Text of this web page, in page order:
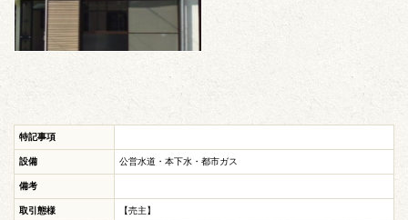
特記事項
設備 公営水道・本下水・都市ガス
備考
取引態様 【売主】